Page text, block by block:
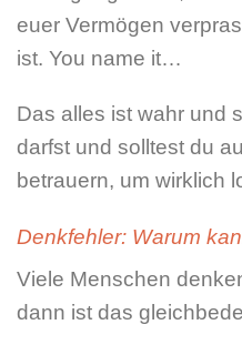
euer Vermögen
ist. You name it…
Das alles ist wahr und
darfst und solltest du
betrauern, um wirklich
Denkfehler: Warum
Viele Menschen
dann ist das